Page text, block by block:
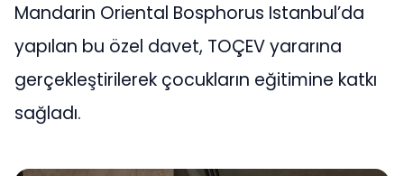
Mandarin Oriental Bosphorus Istanbul’da
yapılan bu özel davet, TOÇEV yararına
gerçekleştirilerek çocukların eğitimine katkı
sağladı.